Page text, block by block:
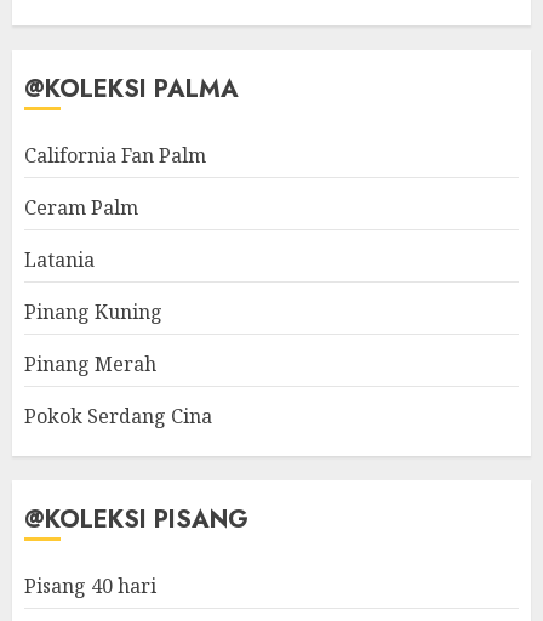
@KOLEKSI PALMA
California Fan Palm
Ceram Palm
Latania
Pinang Kuning
Pinang Merah
Pokok Serdang Cina
@KOLEKSI PISANG
Pisang 40 hari